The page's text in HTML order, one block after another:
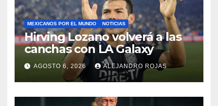
MEXICANOS POR EL MUNDO NOTICIAS
Hirving Lozano volverá a las
canchas con LA Galaxy
AGOSTO 6, 2026 ALEJANDRO ROJAS